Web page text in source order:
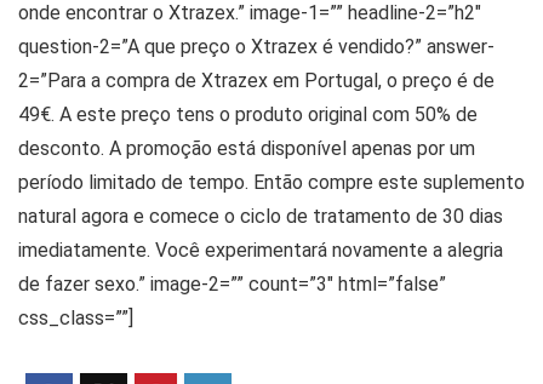
onde encontrar o Xtrazex.” image-1=”” headline-2=”h2″
question-2=”A que preço o Xtrazex é vendido?” answer-
2=”Para a compra de Xtrazex em Portugal, o preço é de
49€. A este preço tens o produto original com 50% de
desconto. A promoção está disponível apenas por um
período limitado de tempo. Então compre este suplemento
natural agora e comece o ciclo de tratamento de 30 dias
imediatamente. Você experimentará novamente a alegria
de fazer sexo.” image-2=”” count=”3″ html=”false”
css_class=””]